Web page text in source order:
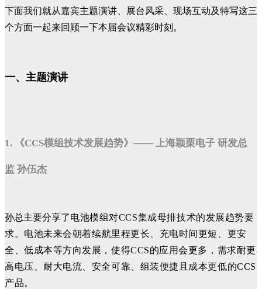
下面我们就从嘉宾主题演讲、展台风采、现场互动及特写这三
个方面一起来回顾一下本届会议精彩时刻。
一、主题演讲
1. 《CCS模组技术发展趋势》—— 上海颖栗电子 研发总
监 孙伍杰
孙总主要分享了电池模组对CCS集成母排技术的发展趋势要
求。 电池未来会朝着续航里程更长、充电时间更短、更安
全、低成本等方向发展，使得CCS的应用会更多，需求耐更
高电压、耐大电流、安全可靠、组装便捷且成本更低的CCS
产品。